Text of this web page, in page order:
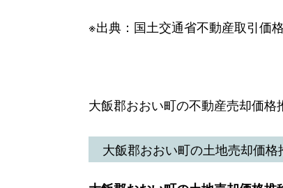
※出典：国土交通省不動産取引価
大飯郡おおい町の不動産売却価格
大飯郡おおい町の土地売却価格